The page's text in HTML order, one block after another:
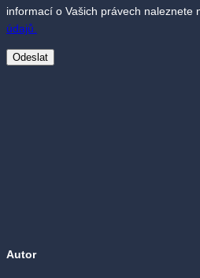
informací o Vašich právech naleznete
údajů.
Autor